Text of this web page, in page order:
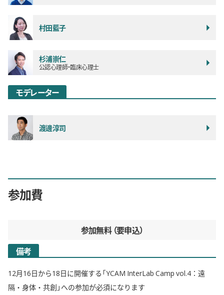
村田藍子
杉浦崇仁
公認心理師・臨床心理士
モデレーター
渡邊淳司
参加費
参加無料 要申込
備考
12月16日から18日に開催する「YCAM InterLab Camp vol.4：遠
隔・身体・共創」への参加が必須になります